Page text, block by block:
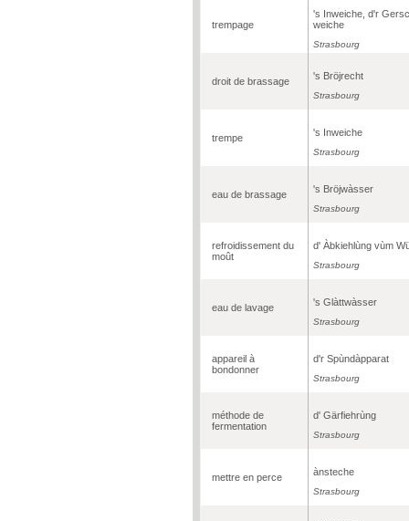
trempage
's Inweiche, d'r
weiche
Strasbourg
droit de brassage 's Bröjrecht
Strasbourg
trempe 's Inweiche
Strasbourg
eau de brassage 's Bröjwàsser
Strasbourg
refroidissement du
moût
d' Àbkiehlùng vùm
Strasbourg
eau de lavage 's Glàttwàsser
Strasbourg
appareil à
bondonner
d'r Spùndàpparat
Strasbourg
méthode de
fermentation
d' Gärfiehrùng
Strasbourg
mettre en perce ànsteche
Strasbourg